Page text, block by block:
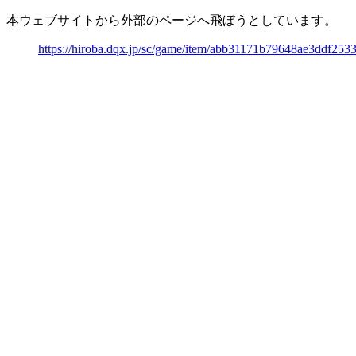
本ウェブサイトから外部のページへ飛ぼうとしています。
https://hiroba.dqx.jp/sc/game/item/